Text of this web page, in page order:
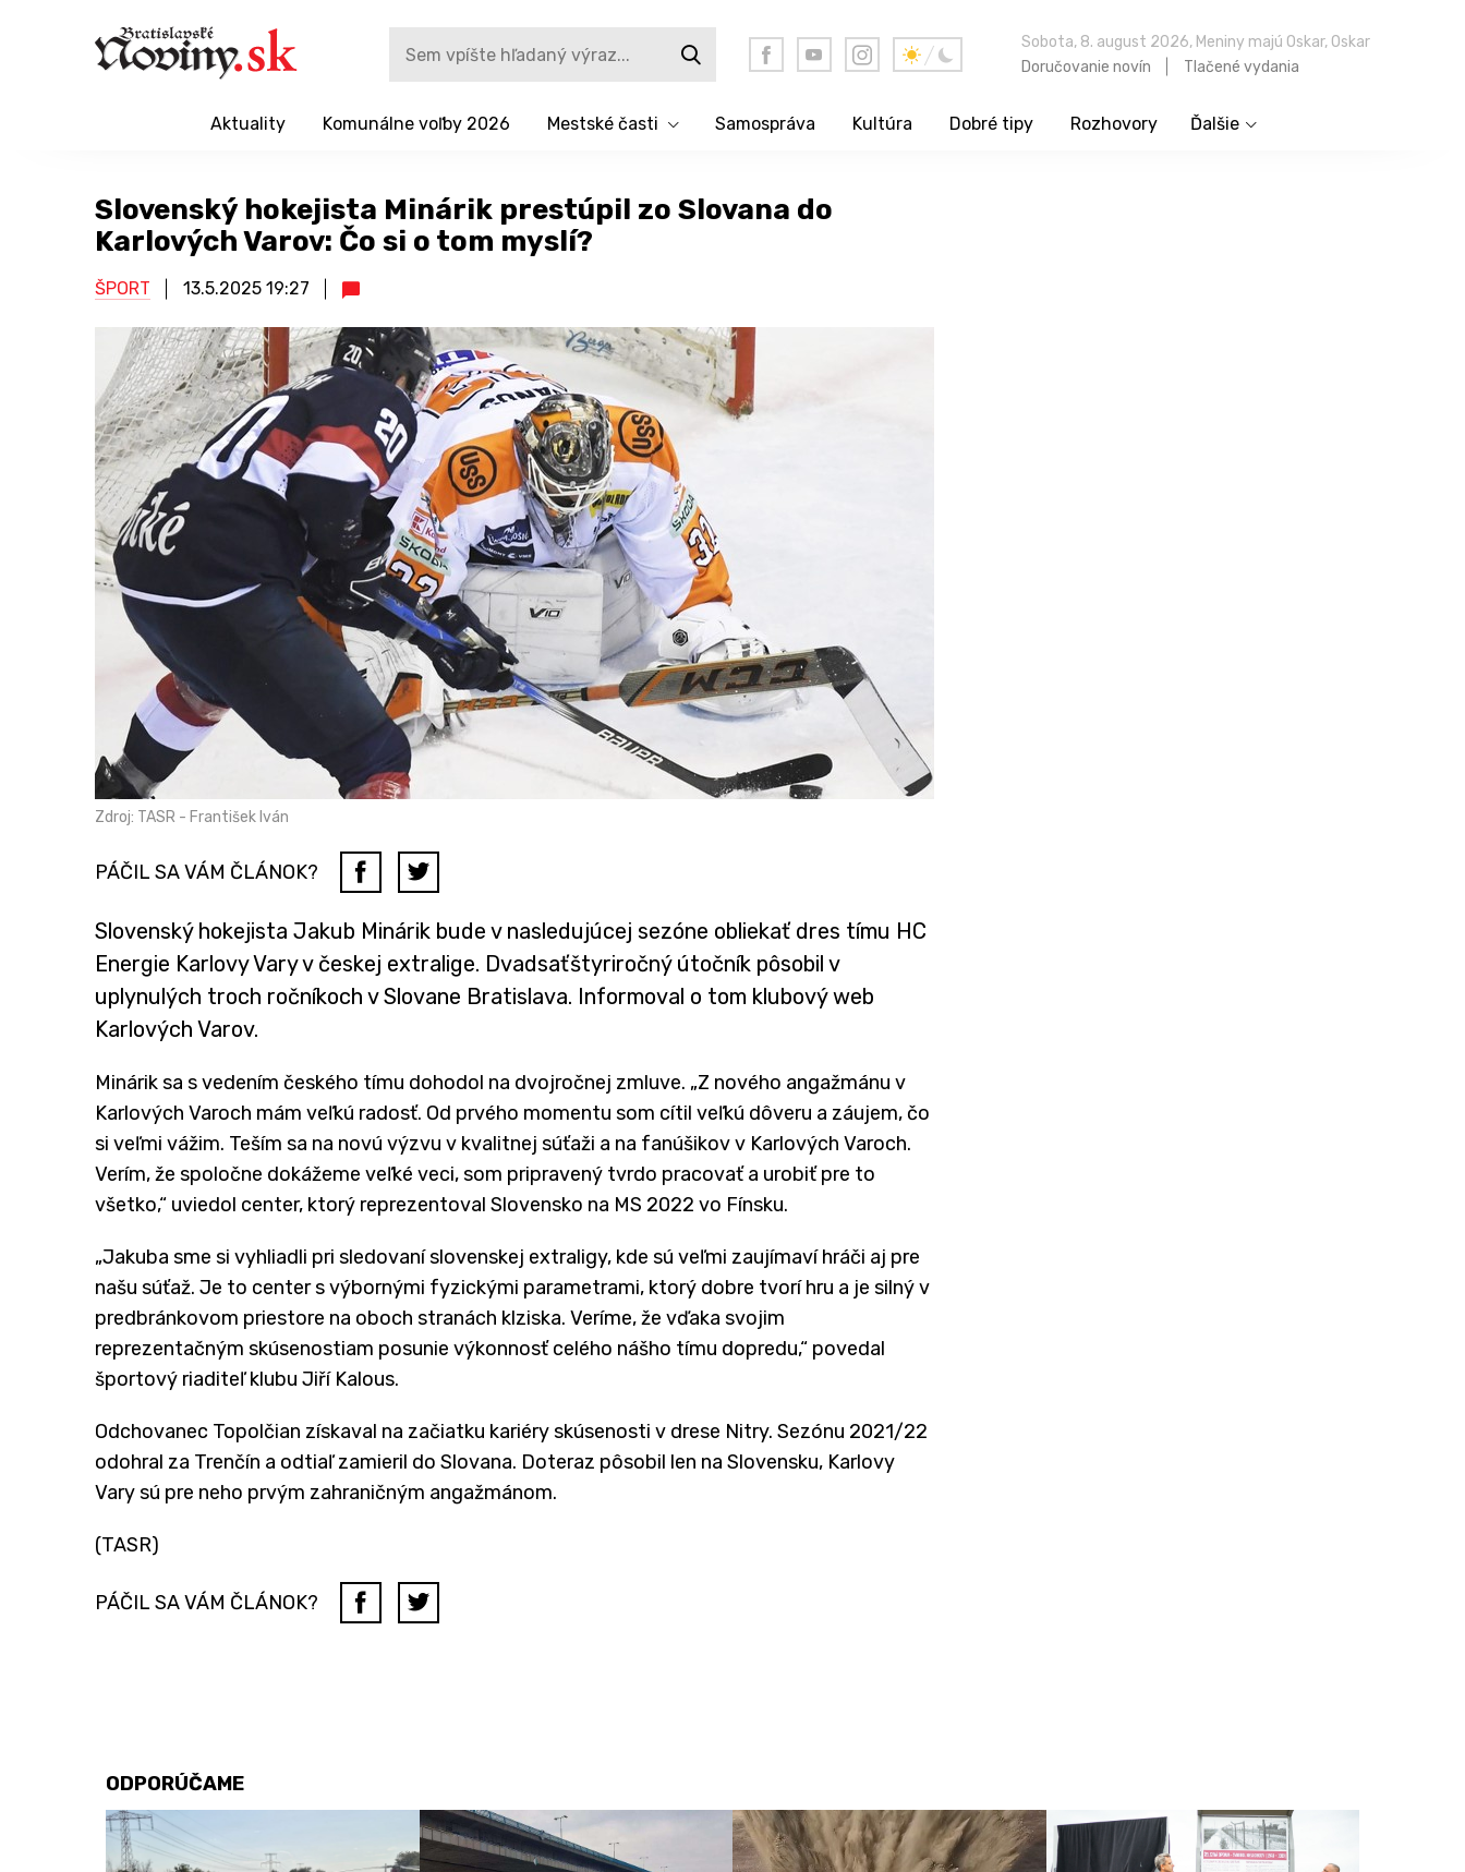
Sobota, 8. august 2026, Meniny majú Oskar, Oskar
Doručovanie novín
Tlačené vydania
Aktuality Komunálne voľby 2026 Mestské časti Samospráva Kultúra Dobré tipy Rozhovory Ďalšie
Slovenský hokejista Minárik prestúpil zo Slovana do
Karlových Varov: Čo si o tom myslí?
ŠPORT 13.5.2025 19:27
Zdroj: TASR - František Iván
PÁČIL SA VÁM ČLÁNOK?
Slovenský hokejista Jakub Minárik bude v nasledujúcej sezóne obliekať dres tímu HC
Energie Karlovy Vary v českej extralige. Dvadsaťštyriročný útočník pôsobil v
uplynulých troch ročníkoch v Slovane Bratislava. Informoval o tom klubový web
Karlových Varov.
Minárik sa s vedením českého tímu dohodol na dvojročnej zmluve. „Z nového angažmánu v
Karlových Varoch mám veľkú radosť. Od prvého momentu som cítil veľkú dôveru a záujem, čo
si veľmi vážim. Teším sa na novú výzvu v kvalitnej súťaži a na fanúšikov v Karlových Varoch.
Verím, že spoločne dokážeme veľké veci, som pripravený tvrdo pracovať a urobiť pre to
všetko,“ uviedol center, ktorý reprezentoval Slovensko na MS 2022 vo Fínsku.
„Jakuba sme si vyhliadli pri sledovaní slovenskej extraligy, kde sú veľmi zaujímaví hráči aj pre
našu súťaž. Je to center s výbornými fyzickými parametrami, ktorý dobre tvorí hru a je silný v
predbránkovom priestore na oboch stranách klziska. Veríme, že vďaka svojim
reprezentačným skúsenostiam posunie výkonnosť celého nášho tímu dopredu,“ povedal
športový riaditeľ klubu Jiří Kalous.
Odchovanec Topolčian získaval na začiatku kariéry skúsenosti v drese Nitry. Sezónu 2021/22
odohral za Trenčín a odtiaľ zamieril do Slovana. Doteraz pôsobil len na Slovensku, Karlovy
Vary sú pre neho prvým zahraničným angažmánom.
(TASR)
PÁČIL SA VÁM ČLÁNOK?
ODPORÚČAME